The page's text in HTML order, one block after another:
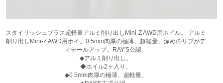
スタイリッシュプラス超軽量アルミ削り出しMini-Z AWD用ホイル。 アルミ
削り出しMini-Z AWD用ホイ。0.5mm肉厚の極薄、超軽量、深めのリブがデ
ィテールアップ。RAY'S公認。
◆アルミ削り出し。
◆ホイル2ヶ入り。
◆0.5mm肉厚の極薄、超軽量。